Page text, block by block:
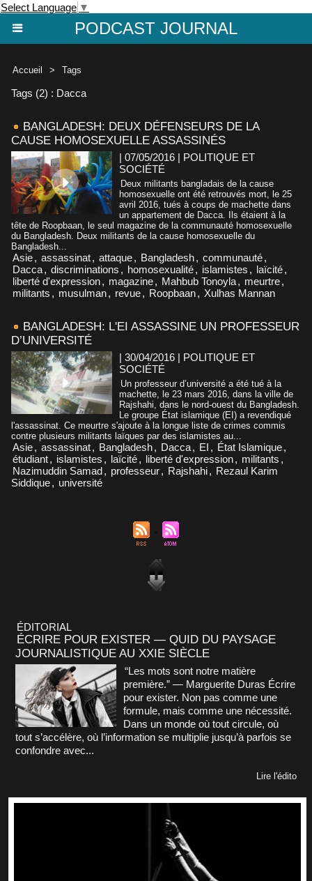
Select Language ▼
PODCAST JOURNAL
Accueil > Tags
Tags (2) : Dacca
BANGLADESH: DEUX DÉFENSEURS DE LA
CAUSE HOMOSEXUELLE ASSASSINÉS
| 07/05/2016 | POLITIQUE ET
SOCIÉTÉ
Deux militants bangladais de la cause
homosexuelle ont été retrouvés mort, le 25
avril 2016, tués à coups de machette dans
un appartement de Dacca. Ils étaient à la
tête de Roopbaan, le seul magazine de la communauté homosexuelle
du Bangladesh. Deux militants de la cause homosexuelle du
Bangladesh...
Asie, assassinat, attaque, Bangladesh, communauté,
Dacca, discriminations , homosexualité, islamistes , laïcité,
liberté d'expression, magazine, Mahbub Tonoyla, meurtre,
militants , musulman, revue, Roopbaan, Xulhas Mannan
BANGLADESH: L'EI ASSASSINE UN PROFESSEUR
D’UNIVERSITÉ
| 30/04/2016 | POLITIQUE ET
SOCIÉTÉ
Un professeur d’université a été tué à la
machette, le 23 mars 2016, dans la ville de
Rajshahi, dans le nord-ouest du Bangladesh.
Le groupe État islamique (EI) a revendiqué
l'assassinat. Ce meurtre s'ajoute à la longue liste de crimes commis
contre plusieurs militants laïques par des islamistes au...
Asie, assassinat, Bangladesh, Dacca, EI , État Islamique,
étudiant, islamistes , laïcité, liberté d'expression, militants ,
Nazimuddin Samad, professeur, Rajshahi, Rezaul Karim
Siddique, université
ÉDITORIAL
ÉCRIRE POUR EXISTER — QUID DU PAYSAGE
JOURNALISTIQUE AU XXIE SIÈCLE
“Les mots sont notre matière
première.” — Marguerite Duras Écrire
pour exister. Non pas comme une
formule, mais comme une nécessité.
Dans un monde où tout circule, où
tout s’accélère, où l’information se multiplie jusqu’à parfois se
confondre avec...
Lire l'édito